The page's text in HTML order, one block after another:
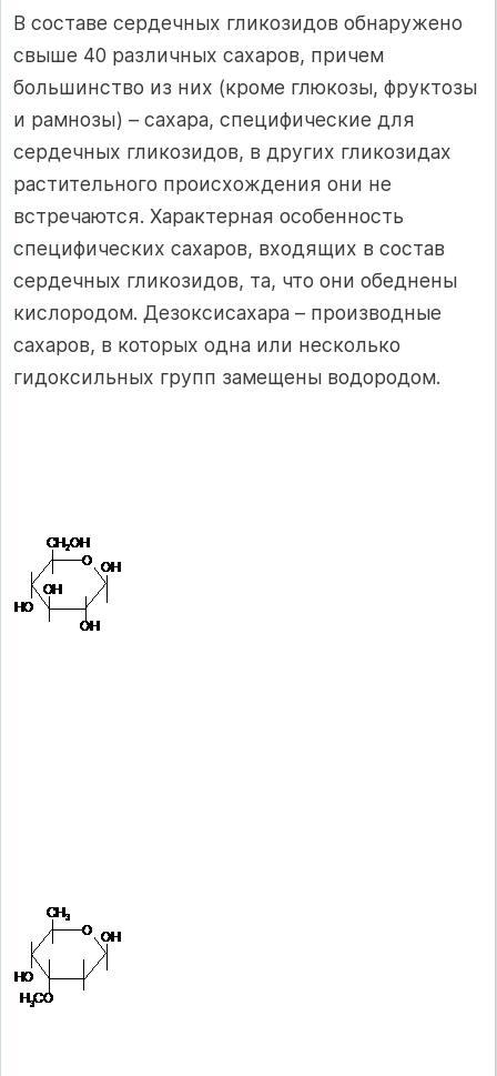
В составе сердечных гликозидов обнаружено
свыше 40 различных сахаров, причем
большинство из них (кроме глюкозы, фруктозы
и рамнозы) – сахара, специфические для
сердечных гликозидов, в других гликозидах
растительного происхождения они не
встречаются. Характерная особенность
специфических сахаров, входящих в состав
сердечных гликозидов, та, что они обеднены
кислородом. Дезоксисахара – производные
сахаров, в которых одна или несколько
гидоксильных групп замещены водородом.